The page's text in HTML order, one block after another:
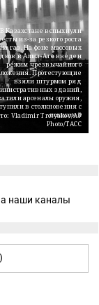
В Казахстане вспыхнули
из-за резкого роста
газ. На фоне массовых
в Алма-Ате введен
режим чрезвычайного
Протестующие
взяли штурмом ряд
зданий,
арсеналы оружия,
в столкновения с
полицией
Vladimir Tretyakov/AP
Photo/ТАСС
наши каналы